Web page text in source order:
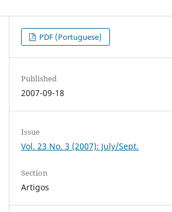
PDF (Portuguese)
Published
2007-09-18
Issue
Vol. 23 No. 3 (2007): July/Sept.
Section
Artigos